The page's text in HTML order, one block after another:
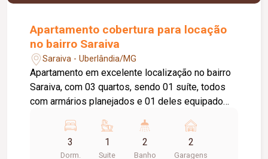
Apartamento cobertura para locação
no bairro Saraiva
Saraiva - Uberlândia/MG
Apartamento em excelente localização no bairro
Saraiva, com 03 quartos, sendo 01 suíte, todos
com armários planejados e 01 deles equipado
ambientes, sala de TV com ar-condicionado,
ampla sacada com acesso à suíte, cozinha com
3
Dorm.
1
Suite
2
Banho
2
Garagens